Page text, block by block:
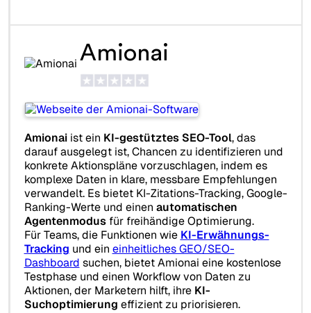
Amionai
Amionaiist ein KI-gestütztes SEO-Tool, das
darauf ausgelegt ist, Chancen zu identifizieren und
konkrete Aktionspläne vorzuschlagen, indem es
komplexe Daten in klare, messbare Empfehlungen
verwandelt. Es bietet KI-Zitations-Tracking, Google-
Ranking-Werte und einen automatischen
Agentenmodusfür freihändige Optimierung.
Für Teams, die Funktionen wie KI-Erwähnungs-
Tracking und ein einheitliches GEO/SEO-
Dashboard suchen, bietet Amionai eine kostenlose
Testphase und einen Workflow von Daten zu
Aktionen, der Marketern hilft, ihre KI-
Suchoptimierung effizient zu priorisieren.